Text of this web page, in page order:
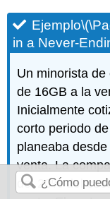
Ejemplo
in a Never-
Un minorista
de 16GB a la
Inicialmente
corto periodo
planeaba
venta. La
del 20% del